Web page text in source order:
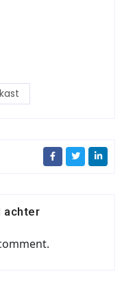
achter